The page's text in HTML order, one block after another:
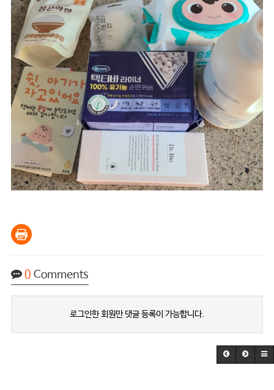
0 Comments
로그인한 회원만 댓글 등록이 가능합니다.